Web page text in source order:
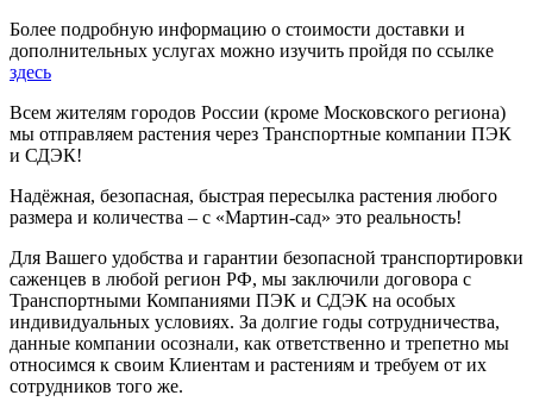
Более подробную информацию о стоимости доставки и
дополнительных услугах можно изучить пройдя по ссылке
здесь
Всем жителям городов России (кроме Московского региона)
мы отправляем растения через Транспортные компании ПЭК
и СДЭК!
Надёжная, безопасная, быстрая пересылка растения любого
размера и количества – с «Мартин-сад» это реальность!
Для Вашего удобства и гарантии безопасной транспортировки
саженцев в любой регион РФ, мы заключили договора с
Транспортными Компаниями ПЭК и СДЭК на особых
индивидуальных условиях. За долгие годы сотрудничества,
данные компании осознали, как ответственно и трепетно мы
относимся к своим Клиентам и растениям и требуем от их
сотрудников того же.